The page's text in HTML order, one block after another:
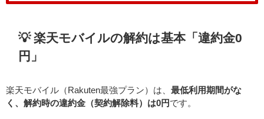
💡 楽天モバイルの解約は基本「違約金0
円」
楽天モバイル（Rakuten最強プラン）は、 最低利用期間がな
く、解約時の違約金（契約解除料）は0円 です。